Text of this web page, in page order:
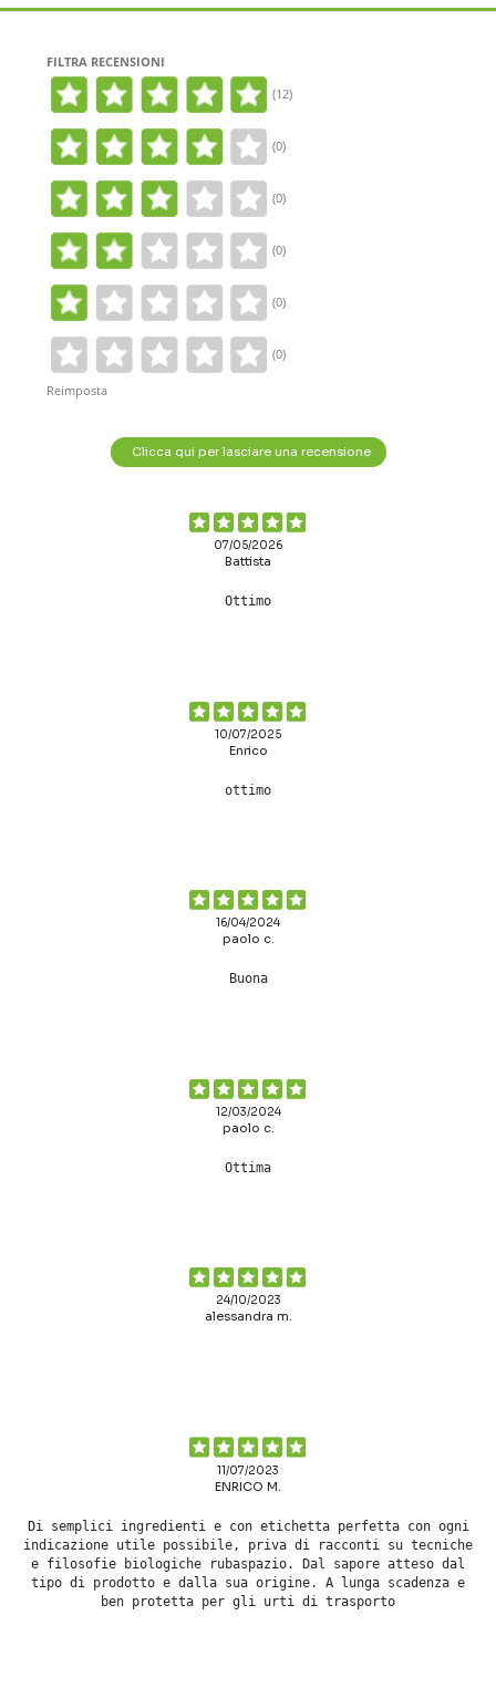
FILTRA RECENSIONI
(12)
(0)
(0)
(0)
(0)
(0)
Reimposta
Clicca qui per lasciare una recensione
07/05/2026
Battista
Ottimo
10/07/2025
Enrico
ottimo
16/04/2024
paolo c.
Buona
12/03/2024
paolo c.
Ottima
24/10/2023
alessandra m.
11/07/2023
ENRICO M.
Di semplici ingredienti e con etichetta perfetta con ogni
indicazione utile possibile, priva di racconti su tecniche
e filosofie biologiche rubaspazio. Dal sapore atteso dal
tipo di prodotto e dalla sua origine. A lunga scadenza e
ben protetta per gli urti di trasporto